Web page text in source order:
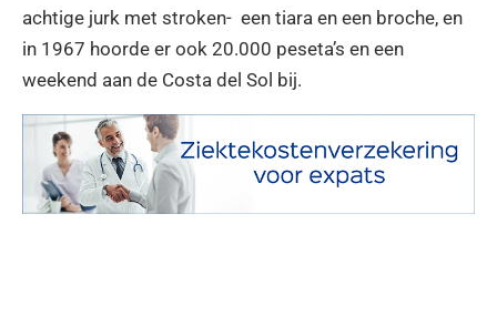
achtige jurk met stroken- een tiara en een broche, en
in 1967 hoorde er ook 20.000 peseta’s en een
weekend aan de Costa del Sol bij.